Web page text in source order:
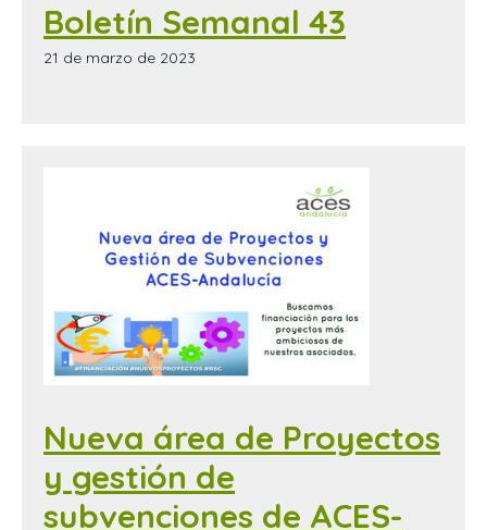
Boletín Semanal 43
21 de marzo de 2023
Nueva área de Proyectos
y gestión de
subvenciones de ACES-